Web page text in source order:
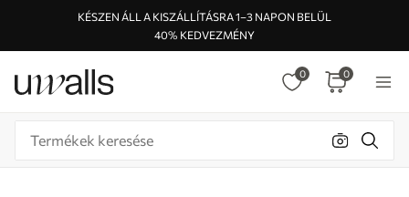
KÉSZEN ÁLL A KISZÁLLÍTÁSRA 1–3 NAPON BELÜL
40% KEDVEZMÉNY
0 0